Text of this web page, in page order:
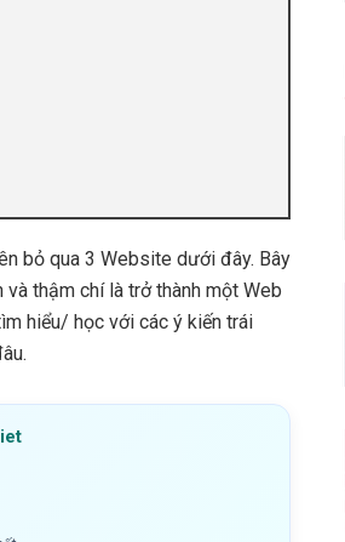
bỏ qua 3 Website dưới đây. Bây
thậm chí là trở thành một Web
hiểu/ học với các ý kiến trái